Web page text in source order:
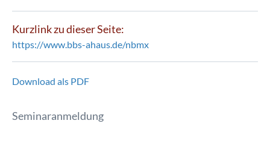
Kurzlink zu dieser Seite:
https://www.bbs-ahaus.de/nbmx
Download als PDF
Seminaranmeldung